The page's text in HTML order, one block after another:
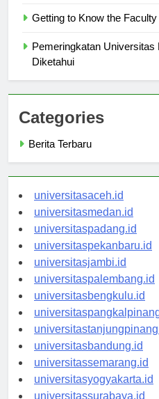
Pemeringkatan Universitas
Categories
universitasaceh.id
universitasmedan.id
universitaspadang.id
universitaspekanbaru.id
universitasjambi.id
universitaspalembang.id
universitasbengkulu.id
universitasbandung.id
universitassemarang.id
universitasyogyakarta.id